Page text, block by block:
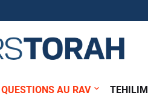
QUESTIONS AU RAV TEHILIM